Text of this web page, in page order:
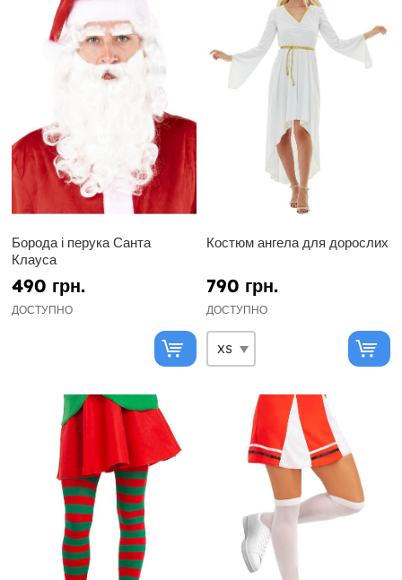
Борода і перука Санта
Клауса
490 грн.
ДОСТУПНО
Костюм ангела для дорослих
790 грн.
ДОСТУПНО